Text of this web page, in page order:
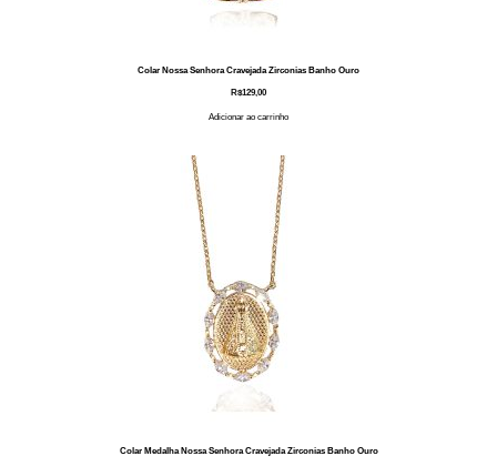
Colar Nossa Senhora Cravejada Zirconias Banho Ouro
R$129,00
Adicionar ao carrinho
Colar Medalha Nossa Senhora Cravejada Zirconias Banho Ouro